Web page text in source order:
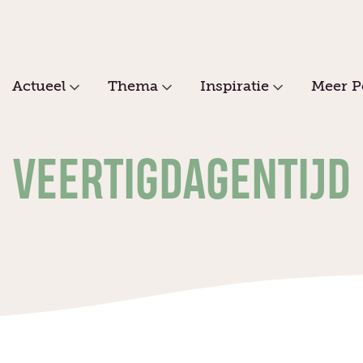
Actueel Thema Inspiratie Meer
VEERTIGDAGENTIJD